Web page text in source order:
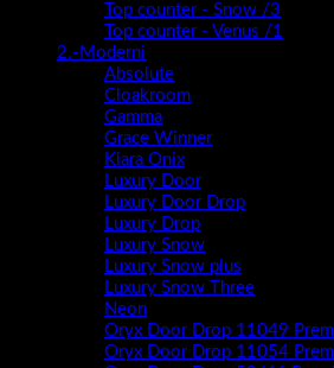
Ogledala LED
Popratni artikli
Umivaonici
Nadgradni-top counter
Nasadni
Dodatne informacije
Serija kupaonskih ormarića Piano Profil
2024 godinu .
Moderan ,privlačan , vrhunske izvedbe i
ormarić biti će sigurno pravi model za
Širok izbor dimenzija
(super mat / visoki sjaj / drveni dekori ),
ručkica , te novi sistem “slim” antracit